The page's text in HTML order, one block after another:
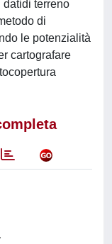
terreno
di
le potenzialità
cartografare